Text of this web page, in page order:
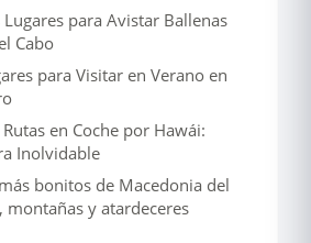
para Avistar Ballenas
Cabo
para Visitar en Verano en
en Coche por Hawái:
Inolvidable
bonitos de Macedonia del
montañas y atardeceres